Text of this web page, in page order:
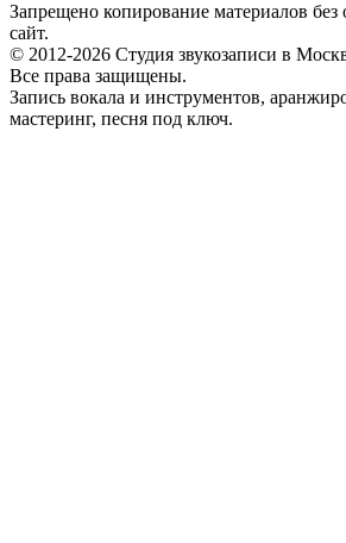
Запрещено копирование материалов без
сайт.
© 2012-2026 Студия звукозаписи в
Все права защищены.
Запись вокала и инструментов,
мастеринг, песня под ключ.